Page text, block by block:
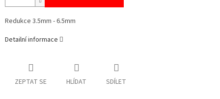
Redukce 3.5mm - 6.5mm
Detailní informace
ZEPTAT SE HLÍDAT SDÍLET